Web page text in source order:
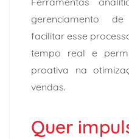
gerenciamento
facilitar esse
tempo real e
proativa na
vendas.
Quer